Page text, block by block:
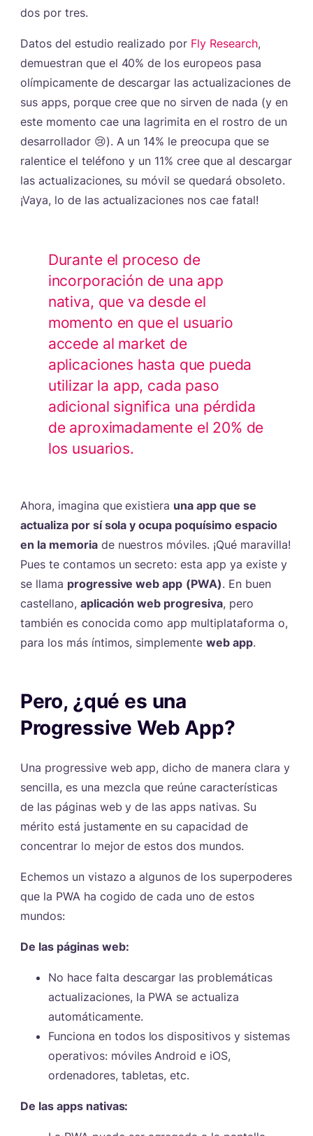
dos por tres.
Datos del estudio realizado por Fly Research,
demuestran que el 40% de los europeos pasa
olímpicamente de descargar las actualizaciones de
sus apps, porque cree que no sirven de nada (y en
este momento cae una lagrimita en el rostro de un
desarrollador 😢). A un 14% le preocupa que se
ralentice el teléfono y un 11% cree que al descargar
las actualizaciones, su móvil se quedará obsoleto.
¡Vaya, lo de las actualizaciones nos cae fatal!
Durante el proceso de
incorporación de una app
nativa, que va desde el
momento en que el usuario
accede al market de
aplicaciones hasta que pueda
utilizar la app, cada paso
adicional significa una pérdida
de aproximadamente el 20% de
los usuarios.
Ahora, imagina que existiera una app que se
actualiza por sí sola y ocupa poquísimo espacio
en la memoriade nuestros móviles. ¡Qué maravilla!
Pues te contamos un secreto: esta app ya existe y
se llama progressive web app (PWA). En buen
castellano, aplicación web progresiva, pero
también es conocida como app multiplataforma o,
para los más íntimos, simplementeweb app.
Pero, ¿qué es una
Progressive Web App?
Una progressive web app, dicho de manera clara y
sencilla, es una mezcla que reúne características
de las páginas web y de las apps nativas. Su
mérito está justamente en su capacidad de
concentrar lo mejor de estos dos mundos.
Echemos un vistazo a algunos de los superpoderes
que la PWA ha cogido de cada uno de estos
mundos:
De las páginas web:
No hace falta descargar las problemáticas
actualizaciones, la PWA se actualiza
automáticamente.
Funciona en todos los dispositivos y sistemas
operativos: móviles Android e iOS,
ordenadores, tabletas, etc.
De las apps nativas: